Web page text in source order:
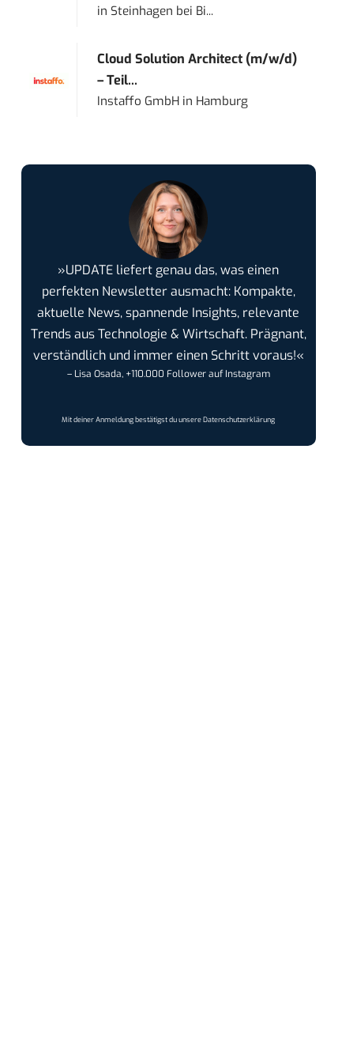
in Steinhagen bei Bi...
Cloud Solution Architect (m/w/d)
– Teil...
Instaffo GmbH in Hamburg
»UPDATE liefert genau das, was einen
perfekten Newsletter ausmacht: Kompakte,
aktuelle News, spannende Insights, relevante
Trends aus Technologie & Wirtschaft. Prägnant,
verständlich und immer einen Schritt voraus!«
– Lisa Osada, +110.000 Follower auf Instagram
Mit deiner Anmeldung bestätigst du unsereDatenschutzerklärung